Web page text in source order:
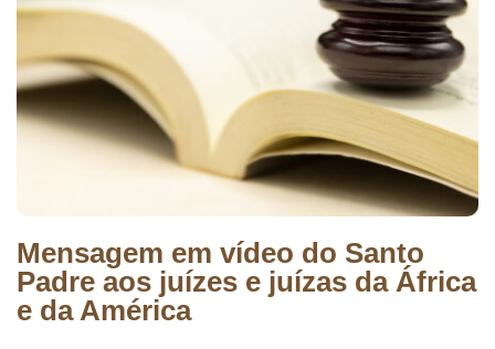
Mensagem em vídeo do Santo
Padre aos juízes e juízas da África
e da América